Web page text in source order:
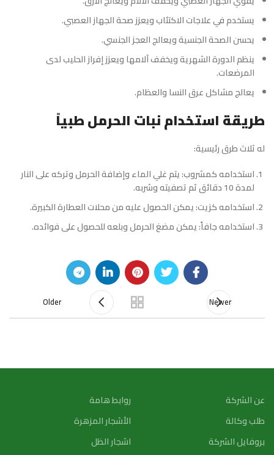
يستخدم في علاجات الاكتئاب ويعزز صحة الجهاز العصبي.
يحسن الصحة الجنسية ويعالج العجز الجنسي.
ينظم الدورة الشهرية ويخفف آلامها ويعزز إفراز الحليب لدى
المرضعات.
يعالج مشاكل عرق النسا والعظام.
طريقة استخدام نبات الحرمل طبياً
له ثلاث طرق رئيسية:
استخدامه كمشروب: يتم غلي الماء وإضافة الحرمل وتركه على النار
لمدة 10 دقائق ثم تصفيته وشربه.
استخدامه كزيت: يمكن الحصول عليه من محلات العطارة الكبيرة.
استخدامه جافاً: يمكن مضغ الحرمل وبلعه للحصول على فوائده.
Newer
Older
عن الشركة
طلب وكالة
بروفايل الشركة
روابط هامة
الأشجار المزهرة
اشجار الظل